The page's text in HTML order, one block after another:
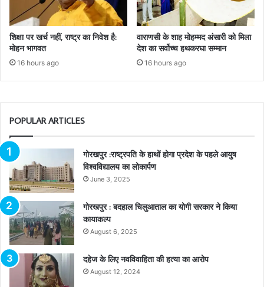
शिक्षा पर खर्च नहीं, राष्ट्र का निवेश है:
मोहन भागवत
16 hours ago
वाराणसी के शाह मोहम्मद अंसारी को मिला
देश का सर्वोच्च हथकरघा सम्मान
16 hours ago
POPULAR ARTICLES
गोरखपुर :राष्ट्रपति के हाथों होगा प्रदेश के पहले आयुष
विश्वविद्यालय का लोकार्पण
June 3, 2025
गोरखपुर : बदहाल चिलुआताल का योगी सरकार ने किया
कायाकल्प
August 6, 2025
दहेज के लिए नवविवाहिता की हत्या का आरोप
August 12, 2024